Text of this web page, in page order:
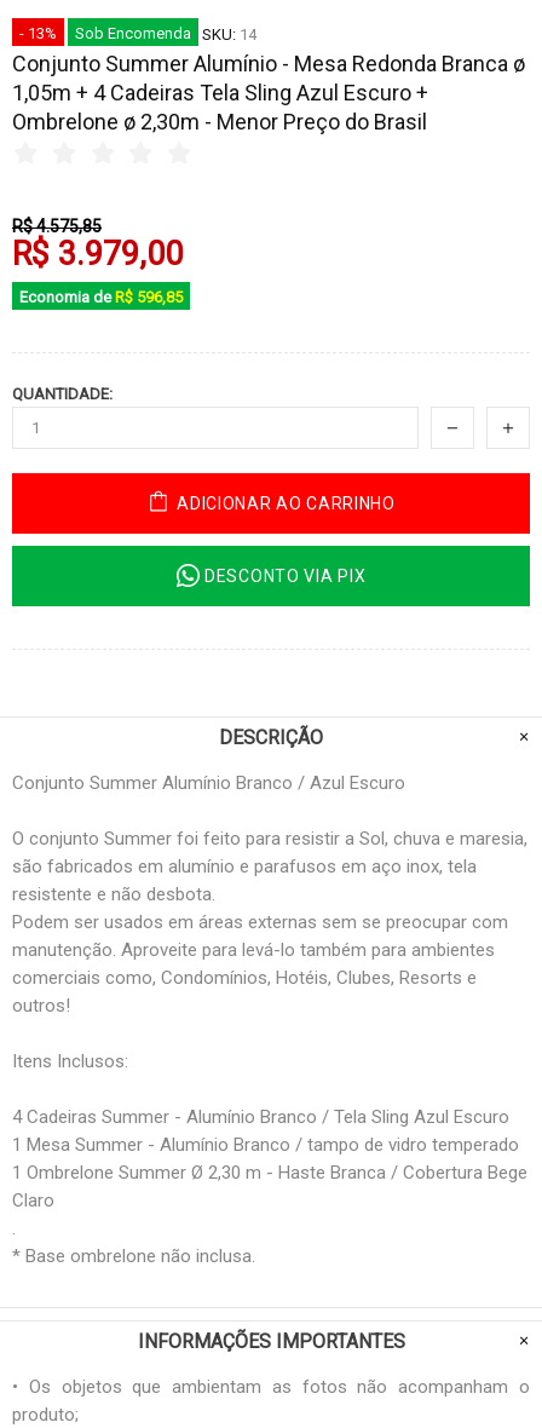
- 13% Sob Encomenda SKU: 14
Conjunto Summer Alumínio - Mesa Redonda Branca ø
1,05m + 4 Cadeiras Tela Sling Azul Escuro +
Ombrelone ø 2,30m - Menor Preço do Brasil
R$ 4.575,85
R$ 3.979,00
Economia de R$ 596,85
QUANTIDADE:
ADICIONAR AO CARRINHO
DESCONTO VIA PIX
DESCRIÇÃO
Conjunto Summer Alumínio Branco / Azul Escuro
O conjunto Summer foi feito para resistir a Sol, chuva e maresia,
são fabricados em alumínio e parafusos em aço inox, tela
resistente e não desbota.
Podem ser usados em áreas externas sem se preocupar com
manutenção. Aproveite para levá-lo também para ambientes
comerciais como, Condomínios, Hotéis, Clubes, Resorts e
outros!
Itens Inclusos:
4 Cadeiras Summer - Alumínio Branco / Tela Sling Azul Escuro
1 Mesa Summer - Alumínio Branco / tampo de vidro temperado
1 Ombrelone Summer Ø 2,30 m - Haste Branca / Cobertura Bege
Claro
.
* Base ombrelone não inclusa.
INFORMAÇÕES IMPORTANTES
• Os objetos que ambientam as fotos não acompanham o
produto;